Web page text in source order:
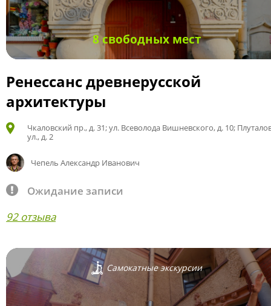
8 свободных мест
Ренессанс древнерусской
архитектуры
Чкаловский пр., д. 31; ул. Всеволода Вишневского, д. 10;
ул., д. 2
Чепель Александр Иванович
Ожидание записи
92 отзыва
Самокатные экскурсии